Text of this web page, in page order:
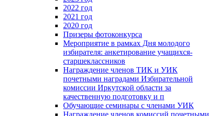
2022 год
2021 год
2020 год
Призеры фотоконкурса
Мероприятие в рамках Дня молодого
избирателя: анкетирование учащихся-
старшеклассников
Награждение членов ТИК и УИК
почетными наградами Избирательной
комиссии Иркутской области за
качественную подготовку и п
Обучающие семинары с членами УИК
Награждение членов комиссий почетными